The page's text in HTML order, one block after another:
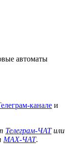
автоматы
канале и
Телеграм-ЧАТили
MAX-ЧАТ.